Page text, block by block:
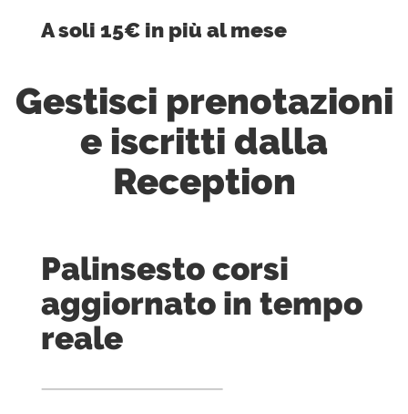
A soli 15€ in più al mese
Gestisci prenotazioni
e iscritti dalla
Reception
Palinsesto corsi
aggiornato in tempo
reale